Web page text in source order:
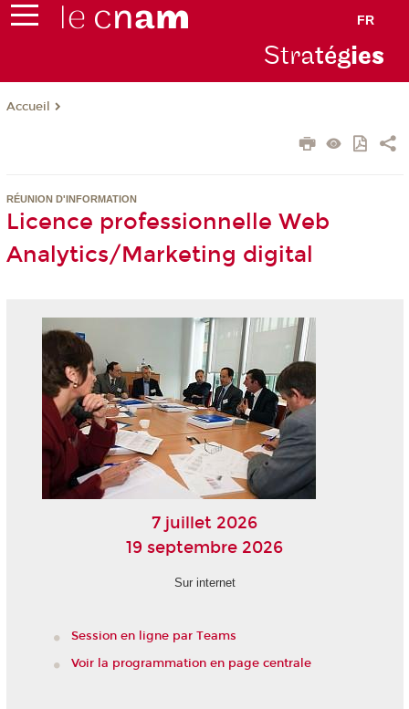
FR
Stratégies
Accueil
RÉUNION D'INFORMATION
Licence professionnelle Web
Analytics/Marketing digital
7 juillet 2026
19 septembre 2026
Sur internet
Session en ligne par Teams
Voir la programmation en page centrale